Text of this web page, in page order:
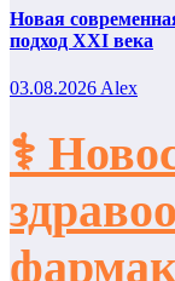
Новая
подход XXI века
03.08.2026 Alex
⚕️